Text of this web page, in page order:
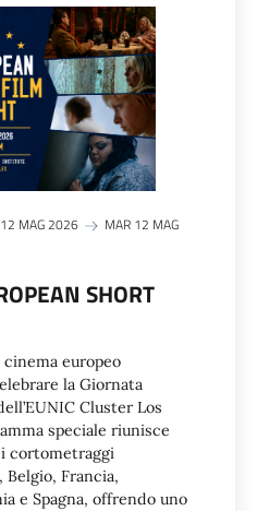
MAG 2026
MAR 12 MAG
SHORT
europeo
la Giornata
Cluster Los
speciale riunisce
cortometraggi
Francia,
e Spagna, offrendo uno